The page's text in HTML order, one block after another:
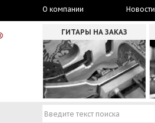
О компании Новости
ГИТАРЫ НА ЗАКАЗ